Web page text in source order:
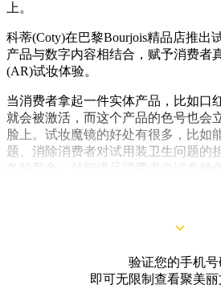
上。
科蒂(Coty)在巴黎Bourjois精品店推出
产品与数字内容相结合，赋予消费者
(AR)试妆体验。
当消费者拿起一件实体产品，比如口
就会被激活，而这个产品的色号也会
脸上。试妆魔镜的好处有很多，比如
题、消除消费者对试用装卫生问题的
各种颜色，就能满足消费者尝试多种
验证您的手机号
即可无限制查看聚美